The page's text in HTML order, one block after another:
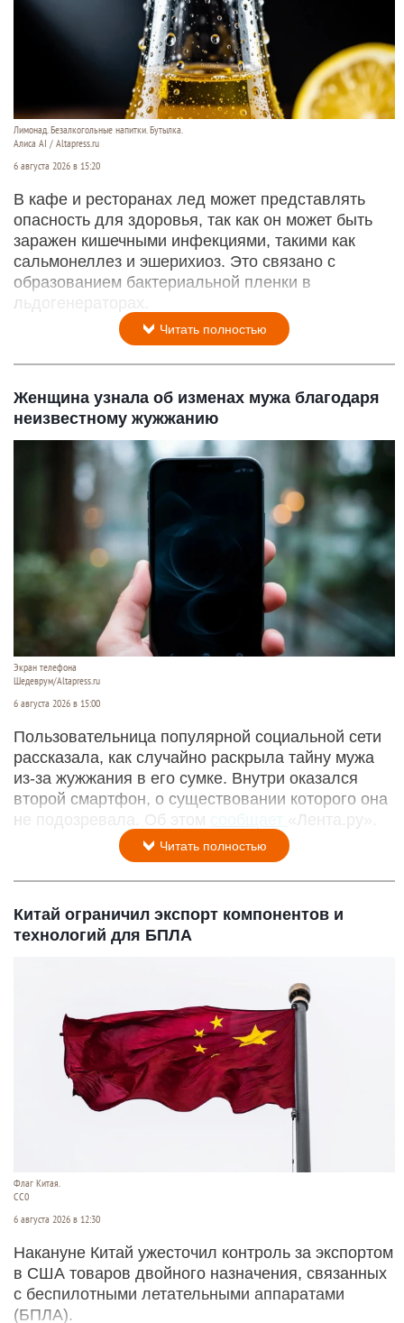
Лимонад. Безалкогольные напитки. Бутылка.
Алиса AI / Altapress.ru
6 августа 2026 в 15:20
В кафе и ресторанах лед может представлять
опасность для здоровья, так как он может быть
заражен кишечными инфекциями, такими как
сальмонеллез и эшерихиоз. Это связано с
образованием бактериальной пленки в
льдогенераторах.
Читать полностью
Женщина узнала об изменах мужа благодаря
неизвестному жужжанию
Экран телефона
Шедеврум/Altapress.ru
6 августа 2026 в 15:00
Пользовательница популярной социальной сети
рассказала, как случайно раскрыла тайну мужа
из-за жужжания в его сумке. Внутри оказался
второй смартфон, о существовании которого она
не подозревала. Об этом
сообщает «Лента.ру».
Читать полностью
Китай ограничил экспорт компонентов и
технологий для БПЛА
Флаг Китая.
CC0
6 августа 2026 в 12:30
Накануне Китай ужесточил контроль за экспортом
в США товаров двойного назначения, связанных
с беспилотными летательными аппаратами
(БПЛА).